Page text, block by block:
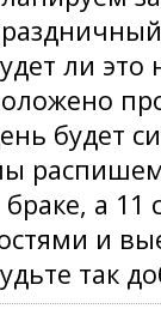
ли это
будет
браке, а 11
и
так